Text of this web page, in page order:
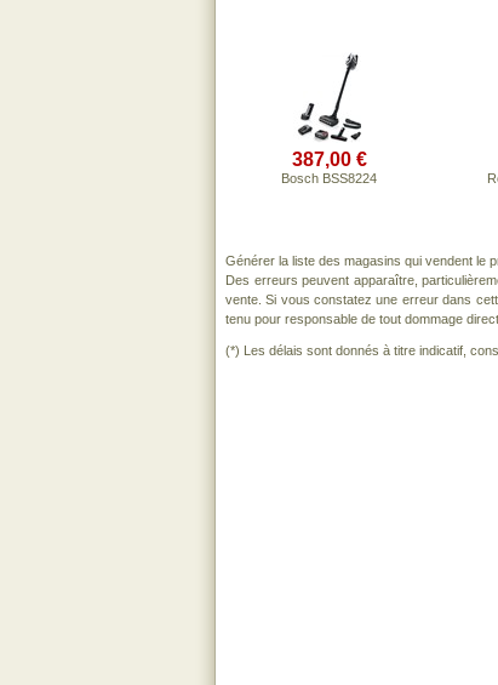
387,00 €
Bosch BSS8224
Générer la liste des magasins qui vendent le
Des erreurs peuvent apparaître,
vente. Si vous constatez une erreur dans
tenu pour responsable de tout dommage
(*) Les délais sont donnés à titre indicatif,